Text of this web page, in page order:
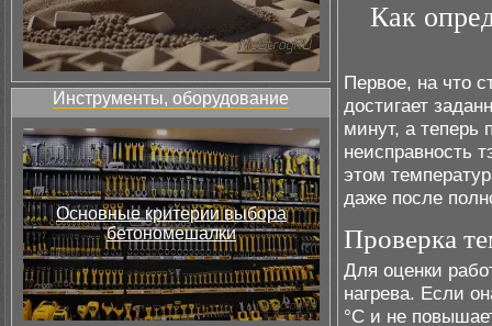
Инструменты, оборудование
Основные критерии выбора
бетономешалки
Как
Первое, на что
достигает
минут, а теперь
неисправность
этом
даже после
Проверка
Для оценки
нагрева. Если
°C и не